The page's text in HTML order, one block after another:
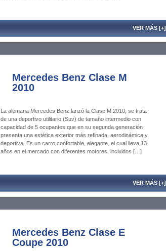
VER MÁS [+]
Mercedes Benz Clase M
2010
La alemana Mercedes Benz lanzó la Clase M 2010, se trata
de una deportivo utilitario (Suv) de tamaño intermedio con
capacidad de 5 ocupantes que en su segunda generación
presenta una estética exterior más refinada, aerodinámica y
deportiva. Es un carro confortable, elegante, el cual lleva 13
años en el mercado con diferentes motores, incluidos […]
VER MÁS [+]
Mercedes Benz Clase E
Coupe 2010